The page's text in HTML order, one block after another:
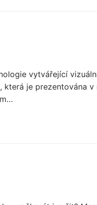
vytvářející
je prezentována v